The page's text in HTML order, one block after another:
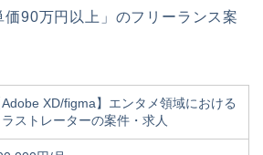
価90万円以上」のフリーランス案
Adobe XD/figma】エンタメ領域における
ラストレーターの案件・求人